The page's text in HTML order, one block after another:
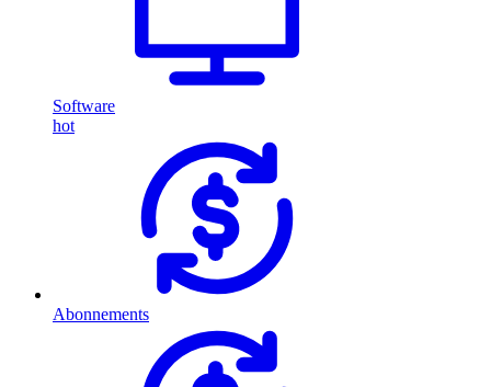
Software
hot
Abonnements